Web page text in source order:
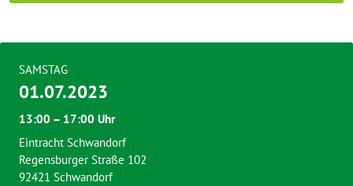
SAMSTAG
01.07.2023
13:00 – 17:00 Uhr
Eintracht Schwandorf
Regensburger Straße 102
92421 Schwandorf